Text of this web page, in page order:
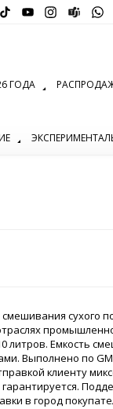
ГОДА
сухого
Емкость
Выполнено по
клиенту
в город